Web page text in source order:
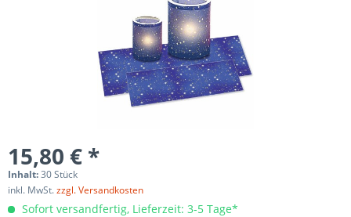
15,80 € *
Inhalt:30 Stück
inkl. MwSt.zzgl. Versandkosten
Sofort versandfertig, Lieferzeit: 3-5 Tage*